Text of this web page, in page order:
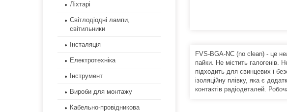
FVS-BGA-NC (no clean) - це
пайки. Не містить галогенів.
підходить для свинцевих і
ізоляційну плівку, яка є
контактів радіодеталей.
Ліхтарі
Світлодіодні лампи,
світильники
Інсталяція
Електротехніка
Інструмент
Вироби для монтажу
Кабельно-провідникова